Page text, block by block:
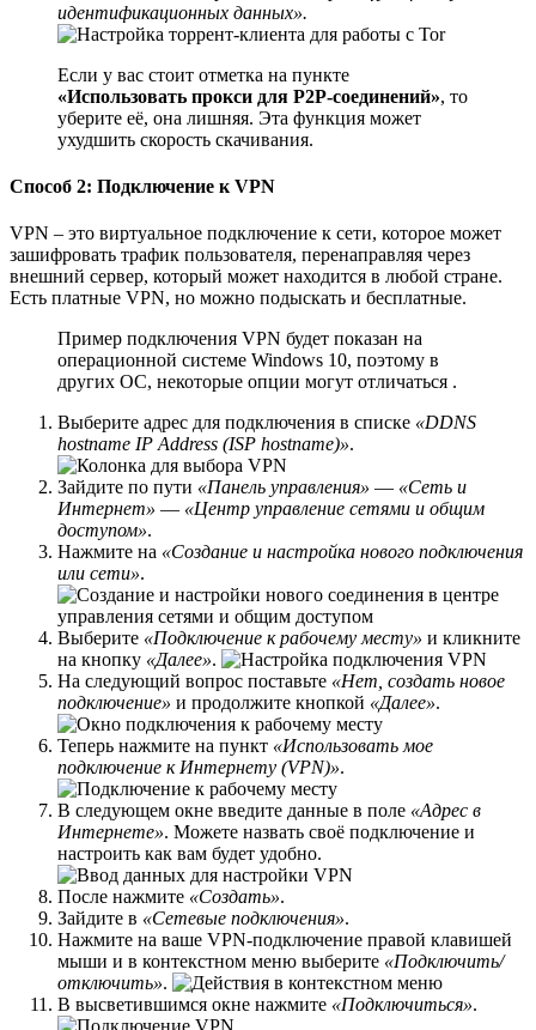
идентификационных данных».
Если у вас стоит отметка на пункте
«Использовать прокси для P2P-соединений», то
уберите её, она лишняя. Эта функция может
ухудшить скорость скачивания.
Способ 2: Подключение к VPN
VPN – это виртуальное подключение к сети, которое может
зашифровать трафик пользователя, перенаправляя через
внешний сервер, который может находится в любой стране.
Есть платные VPN, но можно подыскать и бесплатные.
Пример подключения VPN будет показан на
операционной системе Windows 10, поэтому в
других ОС, некоторые опции могут отличаться .
Выберите адрес для подключения в списке «DDNS
hostname IP Address (ISP hostname)».
Зайдите по пути «Панель управления» — «Сеть и
Интернет» — «Центр управление сетями и общим
доступом».
Нажмите на «Создание и настройка нового подключения
или сети».
Выберите «Подключение к рабочему месту» и кликните
на кнопку «Далее».
На следующий вопрос поставьте «Нет, создать новое
подключение» и продолжите кнопкой «Далее».
Теперь нажмите на пункт «Использовать мое
подключение к Интернету (VPN)».
В следующем окне введите данные в поле «Адрес в
Интернете». Можете назвать своё подключение и
настроить как вам будет удобно.
После нажмите «Создать».
Зайдите в «Сетевые подключения».
Нажмите на ваше VPN-подключение правой клавишей
мыши и в контекстном меню выберите «Подключить/
отключить».
В высветившимся окне нажмите «Подключиться».